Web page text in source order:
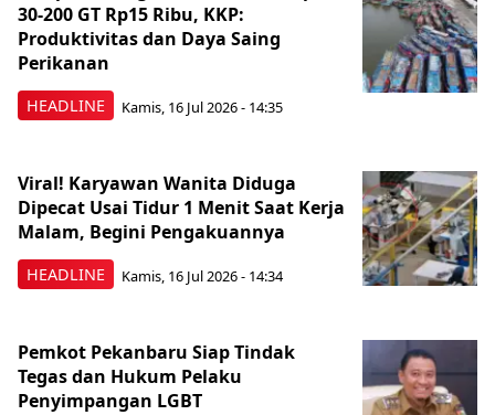
HEADLINE
30-200 GT Rp15 Ribu, KKP:
Produktivitas dan Daya Saing
Perikanan
Kamis, 16 Jul 2026 - 14:35
HEADLINE
Viral! Karyawan Wanita Diduga
Dipecat Usai Tidur 1 Menit Saat Kerja
Malam, Begini Pengakuannya
Kamis, 16 Jul 2026 - 14:34
Pemkot Pekanbaru Siap Tindak
Tegas dan Hukum Pelaku
Penyimpangan LGBT